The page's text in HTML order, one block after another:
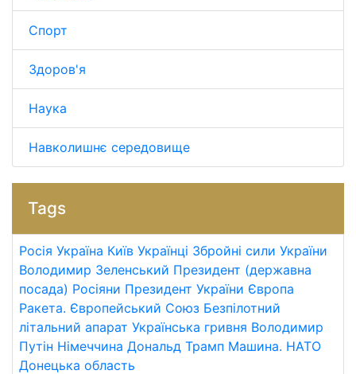
Спорт
Здоров'я
Наука
Навколишнє середовище
Tags
Росія Україна Київ Українці Збройні сили України
Володимир Зеленський Президент (державна
посада) Росіяни Президент України Європа
Ракета. Європейський Союз Безпілотний
літальний апарат Українська гривня Володимир
Путін Німеччина Дональд Трамп Машина. НАТО
Донецька область